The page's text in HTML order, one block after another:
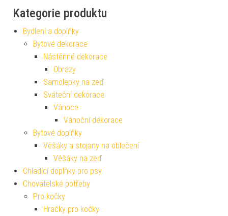
Kategorie produktu
Bydlení a doplňky
Bytové dekorace
Nástěnné dekorace
Obrazy
Samolepky na zeď
Sváteční dekorace
Vánoce
Vánoční dekorace
Bytové doplňky
Věšáky a stojany na oblečení
Věšáky na zeď
Chladící doplňky pro psy
Chovatelské potřeby
Pro kočky
Hračky pro kočky